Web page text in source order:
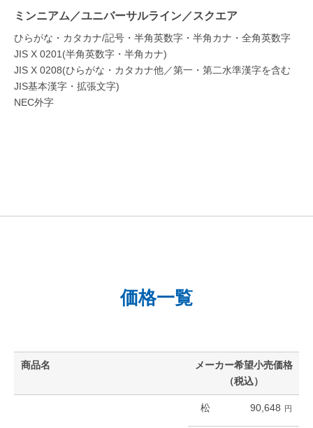
ミンニアム／ユニバーサルライン／スクエア
ひらがな・カタカナ/記号・半角英数字・半角カナ・全角英数字
JIS X 0201(半角英数字・半角カナ)
JIS X 0208(ひらがな・カタカナ他／第一・第二水準漢字を含む
JIS基本漢字・拡張文字)
NEC外字
価格一覧
商品名
メーカー希望小売価格
（税込）
松 90,648